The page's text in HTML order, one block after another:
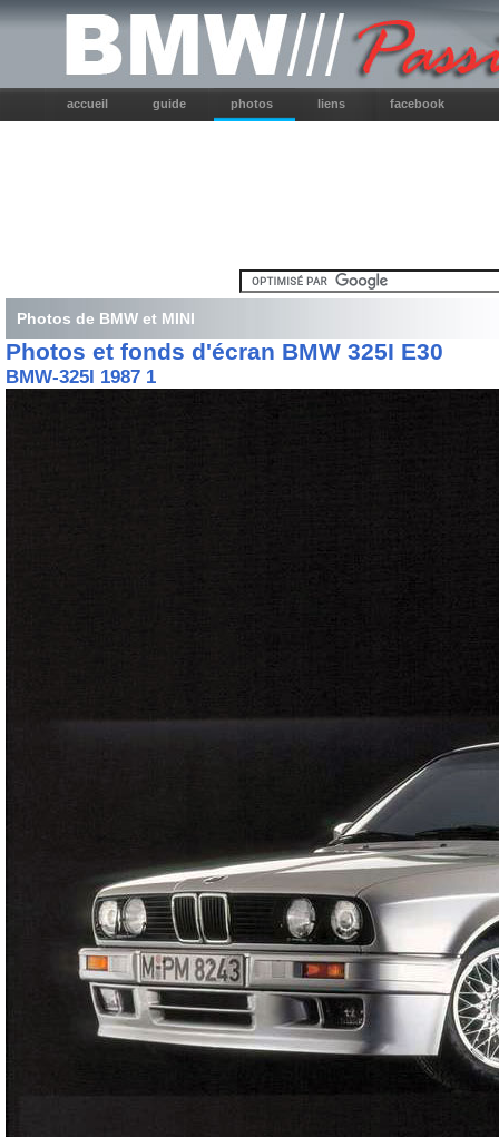
accueil guide photos liens facebook
Photos de BMW et MINI
Photos et fonds d'écran BMW 325I E30
BMW-325I 1987 1